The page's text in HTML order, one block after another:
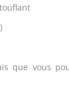
que vous